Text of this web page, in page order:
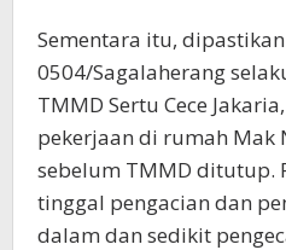
Sementara itu,
0504/Sagalaherang
TMMD Sertu Cece
pekerjaan di rumah Mak
sebelum TMMD ditutup.
tinggal pengacian dan
dalam dan sedikit